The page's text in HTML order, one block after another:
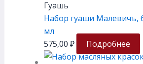
Гуашь
Набор гуаши Малевичъ,
мл
575,00 ₽ Подробнее